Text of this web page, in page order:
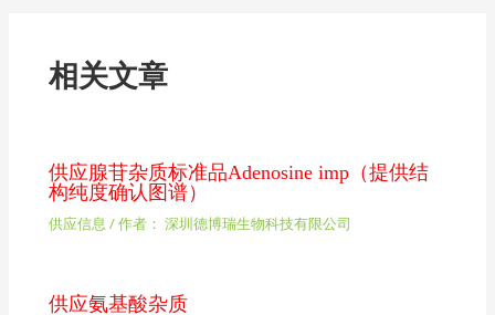
相关文章
供应腺苷杂质标准品Adenosine imp（提供结
构纯度确认图谱）
供应信息 / 作者： 深圳德博瑞生物科技有限公司
供应氨基酸杂质